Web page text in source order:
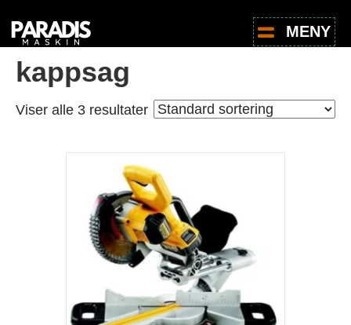
MENY
Hjem/Butikk / Produkter med stikkord «kappsag»
kappsag
Viser alle 3 resultater